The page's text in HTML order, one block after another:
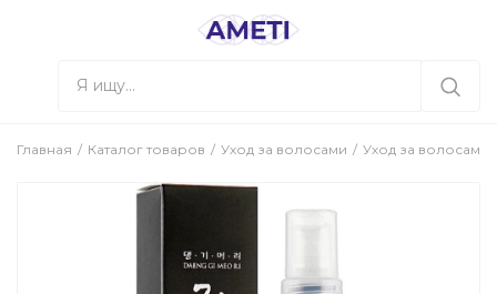
Главная Каталог товаров Уход за волосами Уход за волосами